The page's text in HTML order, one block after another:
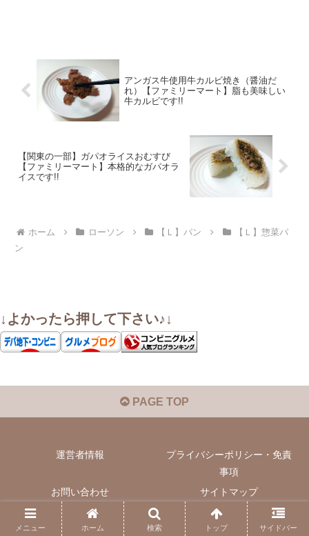
アンガス牛使用牛カルビ焼き（醤油だ
れ）【ファミリーマート】脂も美味しい
牛カルビです!!
【関東の一部】ガパオライスおむすび
【ファミリーマート】本格的なガパオラ
イスです!!
ホーム ローソン 【Ｌ】パン
【Ｌ】惣菜パ
ン
↓よかったら押して下さい♪↓
PAGE TOP
運営者情報
プライバシーポリシー・免責
事項
お問い合わせ
サイトマップ
© 2022 いぬきちのコンビニ飯.
メニュー ホーム 検索 トップ サイドバー